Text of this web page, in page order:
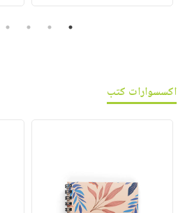
1
2
3
4
اكسسوارات كتب